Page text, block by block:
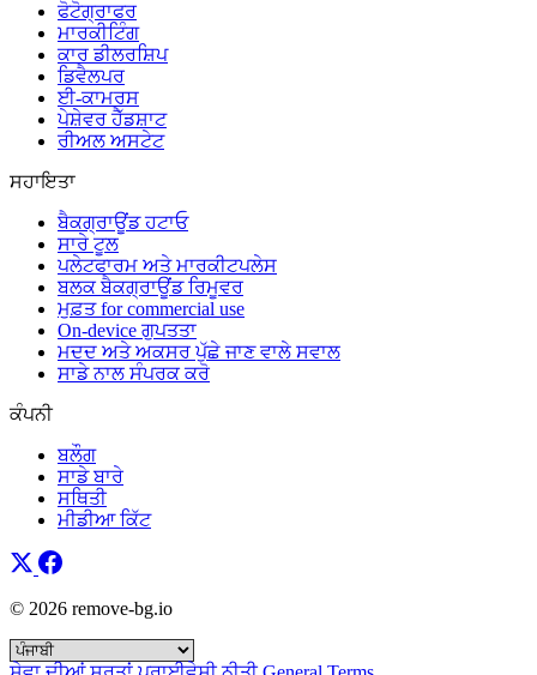
ਫੋਟੋਗ੍ਰਾਫਰ
ਮਾਰਕੀਟਿੰਗ
ਕਾਰ ਡੀਲਰਸ਼ਿਪ
ਡਿਵੈਲਪਰ
ਈ-ਕਾਮਰਸ
ਪੇਸ਼ੇਵਰ ਹੈੱਡਸ਼ਾਟ
ਰੀਅਲ ਅਸਟੇਟ
ਸਹਾਇਤਾ
ਬੈਕਗ੍ਰਾਊਂਡ ਹਟਾਓ
ਸਾਰੇ ਟੂਲ
ਪਲੇਟਫਾਰਮ ਅਤੇ ਮਾਰਕੀਟਪਲੇਸ
ਬਲਕ ਬੈਕਗ੍ਰਾਊਂਡ ਰਿਮੂਵਰ
ਮੁਫ਼ਤ for commercial use
On-device ਗੁਪਤਤਾ
ਮਦਦ ਅਤੇ ਅਕਸਰ ਪੁੱਛੇ ਜਾਣ ਵਾਲੇ ਸਵਾਲ
ਸਾਡੇ ਨਾਲ ਸੰਪਰਕ ਕਰੋ
ਕੰਪਨੀ
ਬਲੌਗ
ਸਾਡੇ ਬਾਰੇ
ਸਥਿਤੀ
ਮੀਡੀਆ ਕਿੱਟ
© 2026 remove-bg.io